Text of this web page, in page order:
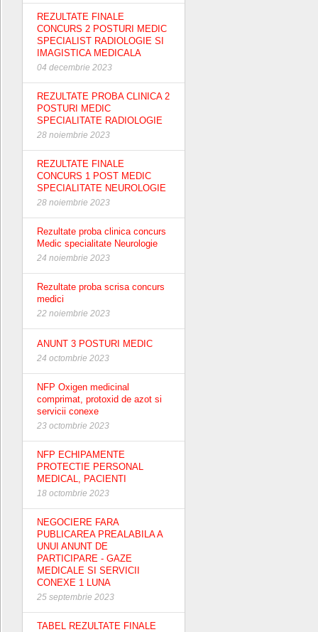
REZULTATE FINALE
CONCURS 2 POSTURI MEDIC
SPECIALIST RADIOLOGIE SI
IMAGISTICA MEDICALA
04 decembrie 2023
REZULTATE PROBA CLINICA 2
POSTURI MEDIC
SPECIALITATE RADIOLOGIE
28 noiembrie 2023
REZULTATE FINALE
CONCURS 1 POST MEDIC
SPECIALITATE NEUROLOGIE
28 noiembrie 2023
Rezultate proba clinica concurs
Medic specialitate Neurologie
24 noiembrie 2023
Rezultate proba scrisa concurs
medici
22 noiembrie 2023
ANUNT 3 POSTURI MEDIC
24 octombrie 2023
NFP Oxigen medicinal
comprimat, protoxid de azot si
servicii conexe
23 octombrie 2023
NFP ECHIPAMENTE
PROTECTIE PERSONAL
MEDICAL, PACIENTI
18 octombrie 2023
NEGOCIERE FARA
PUBLICAREA PREALABILA A
UNUI ANUNT DE
PARTICIPARE - GAZE
MEDICALE SI SERVICII
CONEXE 1 LUNA
25 septembrie 2023
TABEL REZULTATE FINALE